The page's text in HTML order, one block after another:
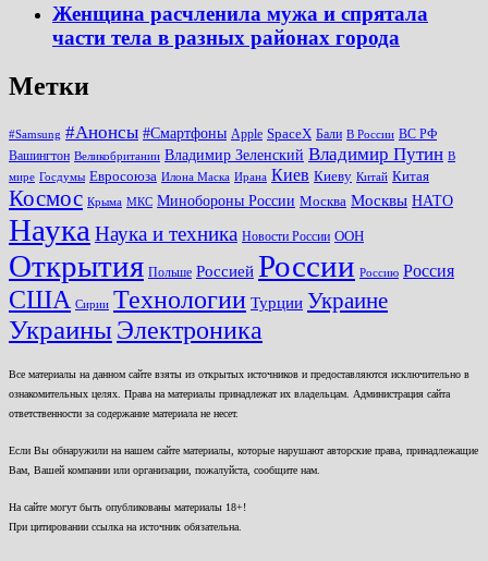
Женщина расчленила мужа и спрятала
части тела в разных районах города
Метки
#Samsung #Анонсы #Смартфоны Apple SpaceX Бали В России ВС РФ
Вашингтон Великобритании Владимир Зеленский Владимир Путин В
мире Госдумы Евросоюза Илона Маска Ирана Киев Киеву Китай Китая
Космос Крыма МКС Минобороны России Москва Москвы НАТО
НаукаНаука и техника Новости России ООН
Открытия Польше Россией России Россию Россия
США Сирии Технологии Турции Украине
УкраиныЭлектроника
Все материалы на данном сайте взяты из открытых источников и предоставляются исключительно в
ознакомительных целях. Права на материалы принадлежат их владельцам. Администрация сайта
ответственности за содержание материала не несет.
Если Вы обнаружили на нашем сайте материалы, которые нарушают авторские права, принадлежащие
Вам, Вашей компании или организации, пожалуйста, сообщите нам.
На сайте могут быть опубликованы материалы 18+!
При цитировании ссылка на источник обязательна.